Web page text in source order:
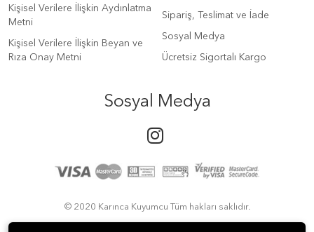
Kişisel Verilere İlişkin Aydınlatma
Metni
Kişisel Verilere İlişkin Beyan ve
Rıza Onay Metni
Sipariş, Teslimat ve İade
Sosyal Medya
Ücretsiz Sigortalı Kargo
Sosyal Medya
© 2020 Karınca Kuyumcu Tüm hakları saklıdır.